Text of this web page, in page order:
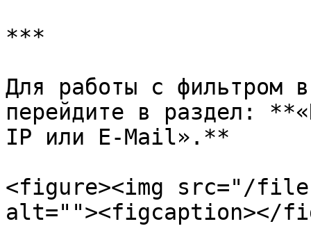
***
Для работы с фильтром
перейдите в раздел:
IP или E-Mail».**
<figure><img src="/files/
alt=""><figcaption></